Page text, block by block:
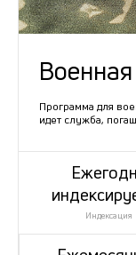
Программа для
идет служба,
Индексация